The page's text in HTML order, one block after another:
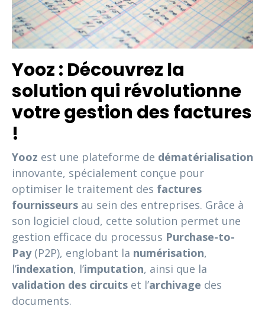
Yooz : Découvrez la
solution qui révolutionne
votre gestion des factures
!
Yooz est une plateforme de dématérialisation
innovante, spécialement conçue pour
optimiser le traitement des factures
fournisseurs au sein des entreprises. Grâce à
son logiciel cloud, cette solution permet une
gestion efficace du processus Purchase-to-
Pay(P2P), englobant la numérisation,
l’indexation, l’imputation, ainsi que la
validation des circuits et l’archivage des
documents.